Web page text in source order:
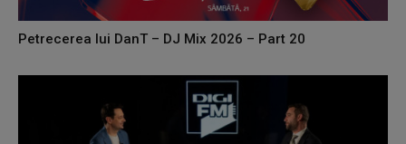
Petrecerea lui DanT – DJ Mix 2026 – Part 20